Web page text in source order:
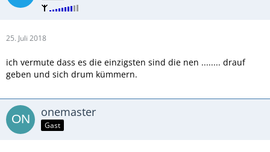
25. Juli 2018
ich vermute dass es die einzigsten sind die nen ........ drauf
geben und sich drum kümmern.
onemaster
Gast